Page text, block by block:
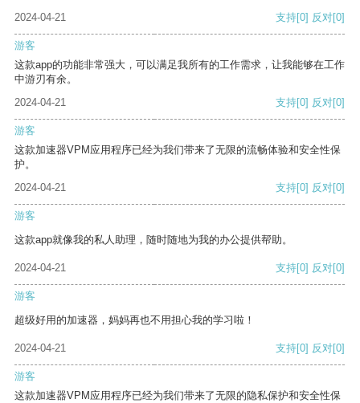
2024-04-21 支持[0] 反对[0]
游客
这款app的功能非常强大，可以满足我所有的工作需求，让我能够在工作
中游刃有余。
2024-04-21
支持[0] 反对[0]
游客
这款加速器VPM应用程序已经为我们带来了无限的流畅体验和安全性保
护。
2024-04-21
支持[0] 反对[0]
游客
这款app就像我的私人助理，随时随地为我的办公提供帮助。
2024-04-21 支持[0] 反对[0]
游客
超级好用的加速器，妈妈再也不用担心我的学习啦！
2024-04-21 支持[0] 反对[0]
游客
这款加速器VPM应用程序已经为我们带来了无限的隐私保护和安全性保